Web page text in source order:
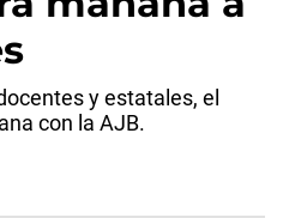
y estatales, el
con la AJB.